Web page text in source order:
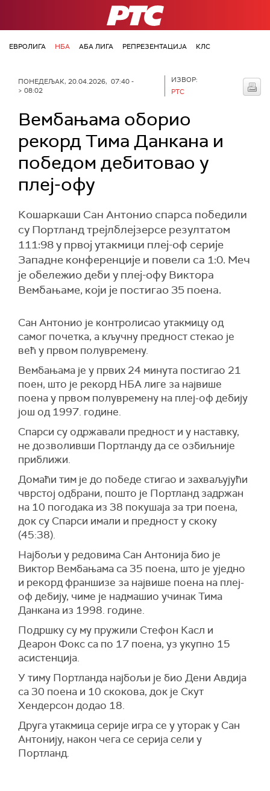
РТС
ЕВРОЛИГА НБА АБА ЛИГА РЕПРЕЗЕНТАЦИЈА КЛС
ПОНЕДЕЉАК, 20.04.2026, 07:40 -
> 08:02
ИЗВОР:
РТС
Вембањама оборио
рекорд Тима Данкана и
победом дебитовао у
плеј-офу
Кошаркаши Сан Антонио спaрса победили
су Портланд трејлблејзерсе резултатом
111:98 у првој утакмици плеј-оф серије
Западне конференције и повели са 1:0. Меч
је обележио деби у плеј-офу Виктора
Вембањаме, који је постигао 35 поена.
Сан Антонио је контролисао утакмицу од
самог почетка, а кључну предност стекао је
већ у првом полувремену.
Вембањама је у првих 24 минута постигао 21
поен, што је рекорд НБА лиге за највише
поена у првом полувремену на плеј-оф дебију
још од 1997. године.
Спaрси су одржавали предност и у наставку,
не дозволивши Портланду да се озбиљније
приближи.
Домаћи тим је до победе стигао и захваљујући
чврстој одбрани, пошто је Портланд задржан
на 10 погодака из 38 покушаја за три поена,
док су Спaрси имали и предност у скоку
(45:38).
Најбољи у редовима Сан Антонија био је
Виктор Вембањама са 35 поена, што је уједно
и рекорд франшизе за највише поена на плеј-
оф дебију, чиме је надмашио учинак Тима
Данкана из 1998. године.
Подршку су му пружили Стефон Касл и
Деарон Фокс са по 17 поена, уз укупно 15
асистенција.
У тиму Портланда најбољи је био Дени Авдија
са 30 поена и 10 скокова, док је Скут
Хендерсон додао 18.
Друга утакмица серије игра се у уторак у Сан
Антонију, након чега се серија сели у
Портланд.